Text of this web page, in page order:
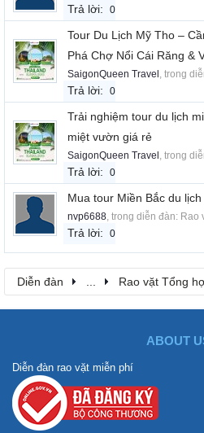
Trả lời: 0
Tour Du Lịch Mỹ Tho –
Phá Chợ Nổi Cái Răng &
SaigonQueen Travel , trong
Trả lời: 0
Trải nghiệm tour du lịch
miệt vườn giá rẻ
SaigonQueen Travel , trong
Trả lời: 0
Mua tour Miền Bắc du
nvp6688 , trong diễn đàn: Rao
Trả lời: 0
Diễn đàn Rao vặt Tổng
ABOUT
Diễn đàn rao vặt miễn phí